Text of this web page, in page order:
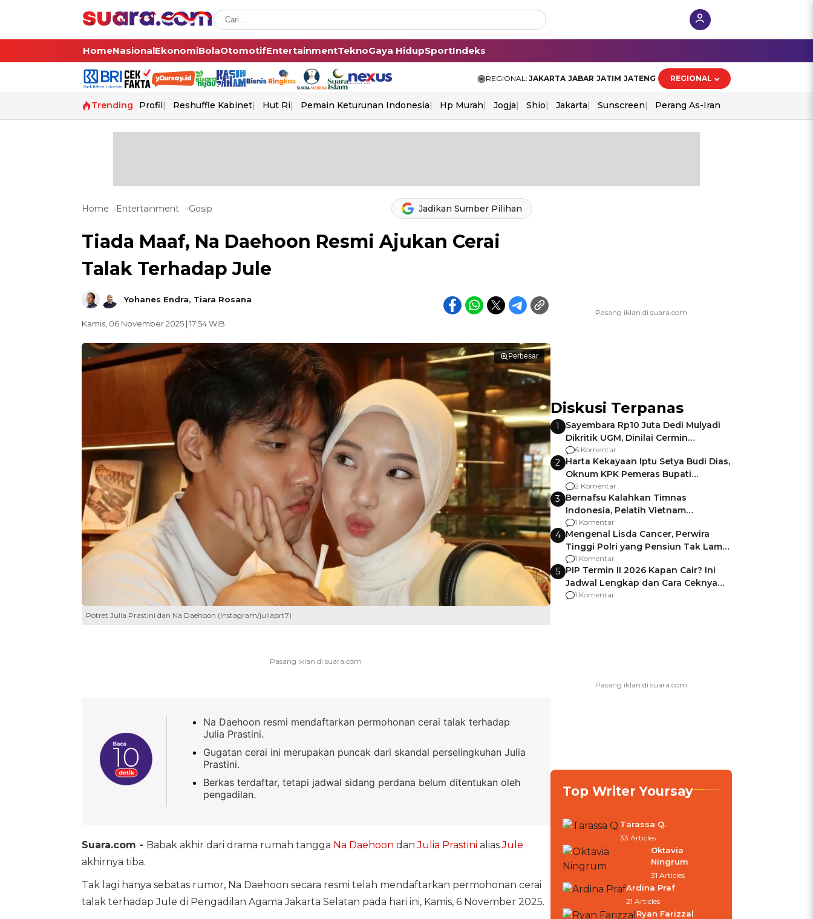
HomeNasionalEkonomiBolaOtomotifEntertainmentTeknoGaya HidupSportIndeks
REGIONAL: JAKARTA JABAR JATIM JATENG REGIONAL
Trending Profil Reshuffle Kabinet Hut Ri Pemain Keturunan Indonesia Hp Murah Jogja Shio Jakarta Sunscreen Perang As-Iran
Home Entertainment Gosip Jadikan Sumber Pilihan
Tiada Maaf, Na Daehoon Resmi Ajukan Cerai
Talak Terhadap Jule
Yohanes Endra, Tiara Rosana
Kamis, 06 November 2025 | 17:54 WIB
Perbesar
Potret Julia Prastini dan Na Daehoon (Instagram/juliaprt7)
Na Daehoon resmi mendaftarkan permohonan cerai talak terhadap
Julia Prastini.
Gugatan cerai ini merupakan puncak dari skandal perselingkuhan Julia
Prastini.
Berkas terdaftar, tetapi jadwal sidang perdana belum ditentukan oleh
pengadilan.
Suara.com - Babak akhir dari drama rumah tangga Na Daehoon danJulia Prastini aliasJule
akhirnya tiba.
Tak lagi hanya sebatas rumor, Na Daehoon secara resmi telah mendaftarkan permohonan cerai
talak terhadap Jule di Pengadilan Agama Jakarta Selatan pada hari ini, Kamis, 6 November 2025.
Diskusi Terpanas
1
Sayembara Rp10 Juta Dedi Mulyadi
Dikritik UGM, Dinilai Cermin
Gagalnya Negara Jamin Keamanan
6 Komentar
2 Harta Kekayaan Iptu Setya Budi Dias,
Oknum KPK Pemeras Bupati
Pemalang
2 Komentar
3 Bernafsu Kalahkan Timnas
Indonesia, Pelatih Vietnam
Berencana Pakai Jimat di Pakansari
1 Komentar
4 Mengenal Lisda Cancer, Perwira
Tinggi Polri yang Pensiun Tak Lama
Usai Jadi Brigjen
1 Komentar
5 PIP Termin II 2026 Kapan Cair? Ini
Jadwal Lengkap dan Cara Ceknya
agar Dana Tidak Hangus!
1 Komentar
Top Writer Yoursay
Tarassa Q.
33 Articles
Oktavia
Ningrum
31 Articles
Ardina Praf
21 Articles
Ryan Farizzal